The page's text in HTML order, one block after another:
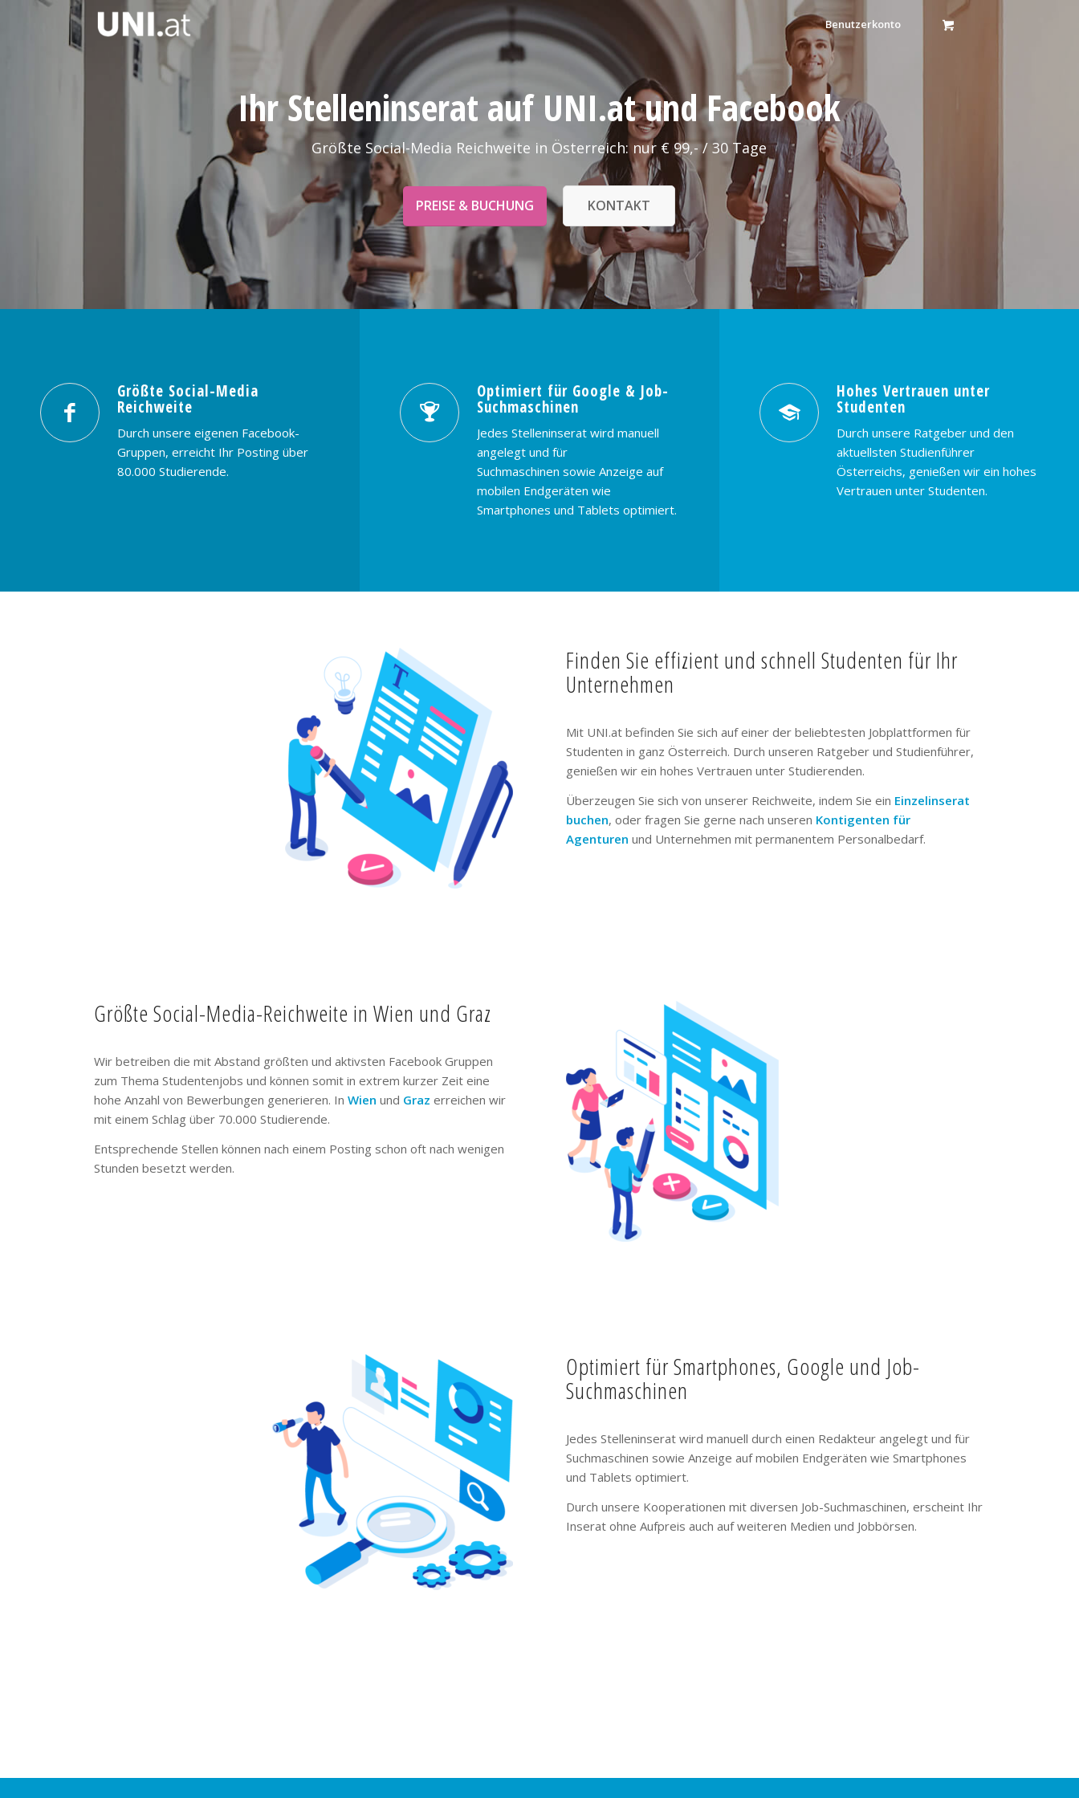
Benutzerkonto
Ihr Stelleninserat auf UNI.at und Facebook
Größte Social-Media Reichweite in Österreich: nur € 99,- / 30 Tage
PREISE & BUCHUNG KONTAKT
Größte Social-Media
Reichweite
Durch unsere eigenen Facebook-
Gruppen, erreicht Ihr Posting über
80.000 Studierende.
Optimiert für Google & Job-
Suchmaschinen
Jedes Stelleninserat wird manuell
angelegt und für
Suchmaschinen sowie Anzeige auf
mobilen Endgeräten wie
Smartphones und Tablets optimiert.
Hohes Vertrauen unter
Studenten
Durch unsere Ratgeber und den
aktuellsten Studienführer
Österreichs, genießen wir ein hohes
Vertrauen unter Studenten.
Finden Sie effizient und schnell Studenten für Ihr
Unternehmen
Mit UNI.at befinden Sie sich auf einer der beliebtesten Jobplattformen für
Studenten in ganz Österreich. Durch unseren Ratgeber und Studienführer,
genießen wir ein hohes Vertrauen unter Studierenden.
Überzeugen Sie sich von unserer Reichweite, indem Sie ein Einzelinserat
buchen, oder fragen Sie gerne nach unseren Kontigenten für
Agenturen und Unternehmen mit permanentem Personalbedarf.
Größte Social-Media-Reichweite in Wien und Graz
Wir betreiben die mit Abstand größten und aktivsten Facebook Gruppen
zum Thema Studentenjobs und können somit in extrem kurzer Zeit eine
hohe Anzahl von Bewerbungen generieren. InWien und Graz erreichen wir
mit einem Schlag über 70.000 Studierende.
Entsprechende Stellen können nach einem Posting schon oft nach wenigen
Stunden besetzt werden.
Optimiert für Smartphones, Google und Job-
Suchmaschinen
Jedes Stelleninserat wird manuell durch einen Redakteur angelegt und für
Suchmaschinen sowie Anzeige auf mobilen Endgeräten wie Smartphones
und Tablets optimiert.
Durch unsere Kooperationen mit diversen Job-Suchmaschinen, erscheint Ihr
Inserat ohne Aufpreis auch auf weiteren Medien und Jobbörsen.